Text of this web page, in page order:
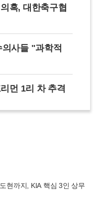
혹, 대한축구협
사들 "과학적
먼 1리 차 추격
현까지, KIA 핵심 3인 상무